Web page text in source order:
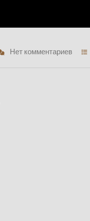
Нет комментариев